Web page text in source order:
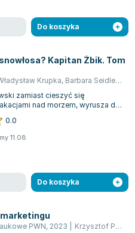
Do koszyka
Kapitan Żbik. Tom
Krupka, Barbara Seidler ,
zamiast cieszyć się
nad morzem, wyrusza do
w małym miasteczku...
0.0
11.08
Do koszyka
PWN, 2023 Krzysztof Polak